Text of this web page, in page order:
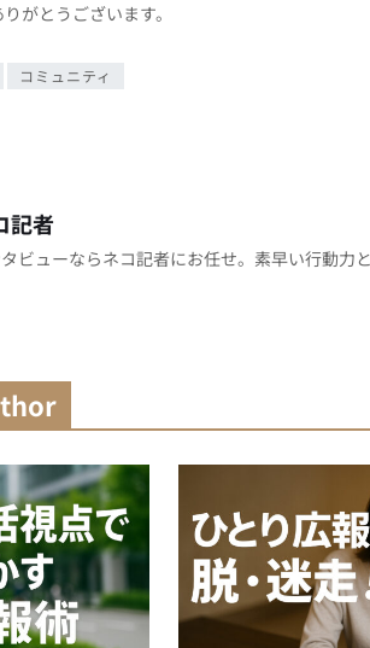
がとうございます。
コミュニティ
記者
ビューならネコ記者にお任せ。素早い行動力